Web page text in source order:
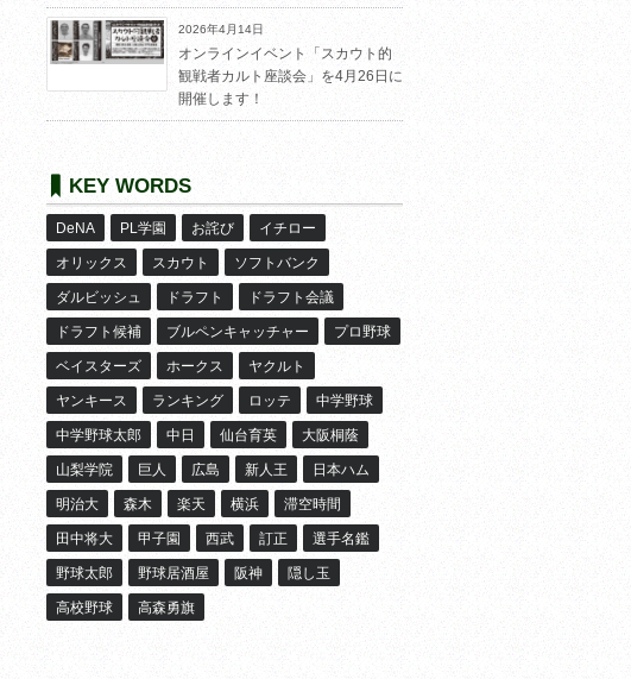
2026年4月14日
オンラインイベント「スカウト的
観戦者カルト座談会」を4月26日に
開催します！
KEY WORDS
DeNA PL学園 お詫び イチロー
オリックス スカウト ソフトバンク
ダルビッシュ ドラフト ドラフト会議
ドラフト候補 ブルペンキャッチャー プロ野球
ベイスターズ ホークス ヤクルト
ヤンキース ランキング ロッテ 中学野球
中学野球太郎 中日 仙台育英 大阪桐蔭
山梨学院 巨人 広島 新人王 日本ハム
明治大 森木 楽天 横浜 滞空時間
田中将大 甲子園 西武 訂正 選手名鑑
野球太郎 野球居酒屋 阪神 隠し玉
高校野球 高森勇旗